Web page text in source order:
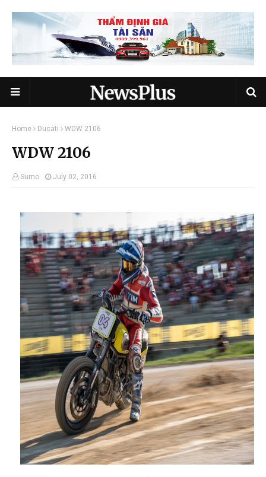
Home Ducati WDW 2106
WDW 2106
Sumo July 02, 2016